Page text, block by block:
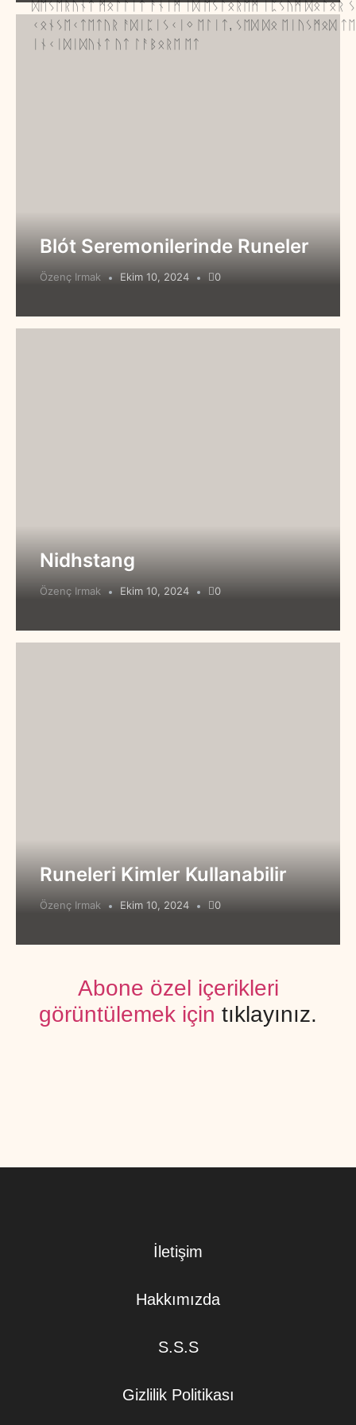
Blót Seremonilerinde Runeler
Özenç Irmak Ekim 10, 2024 0
Nidhstang
Özenç Irmak Ekim 10, 2024 0
Runeleri Kimler Kullanabilir
Özenç Irmak Ekim 10, 2024 0
ᛞᛖᛊᛖᚱᚢᚾᛏ ᛗᛟᛚᛚᛁᛏ ᚨᚾᛁᛗ ᛁᛞ ᛖᛊᛚᛟᚱᛖᛗ ᛁᛈᛊᚢᛗ ᛞᛟᛚᛟᚱ
ᚲᛟᚾᛊᛖᚲᛏᛖᛏᚢᚱ ᚨᛞᛁᛈᛁᛊᚲᛁᛜ ᛖᛚᛁᛏ, ᛊᛖᛞ ᛞᛟ ᛖᛁᚢᛊᛗᛟᛞ
ᛁᚾᚲᛁᛞᛁᛞᚢᚾᛏ ᚢᛏ ᛚᚨᛒᛟᚱᛖ ᛖᛏ
Abone özel içerikleri
görüntülemek için tıklayınız.​
İletişim
Hakkımızda
S.S.S
Gizlilik Politikası